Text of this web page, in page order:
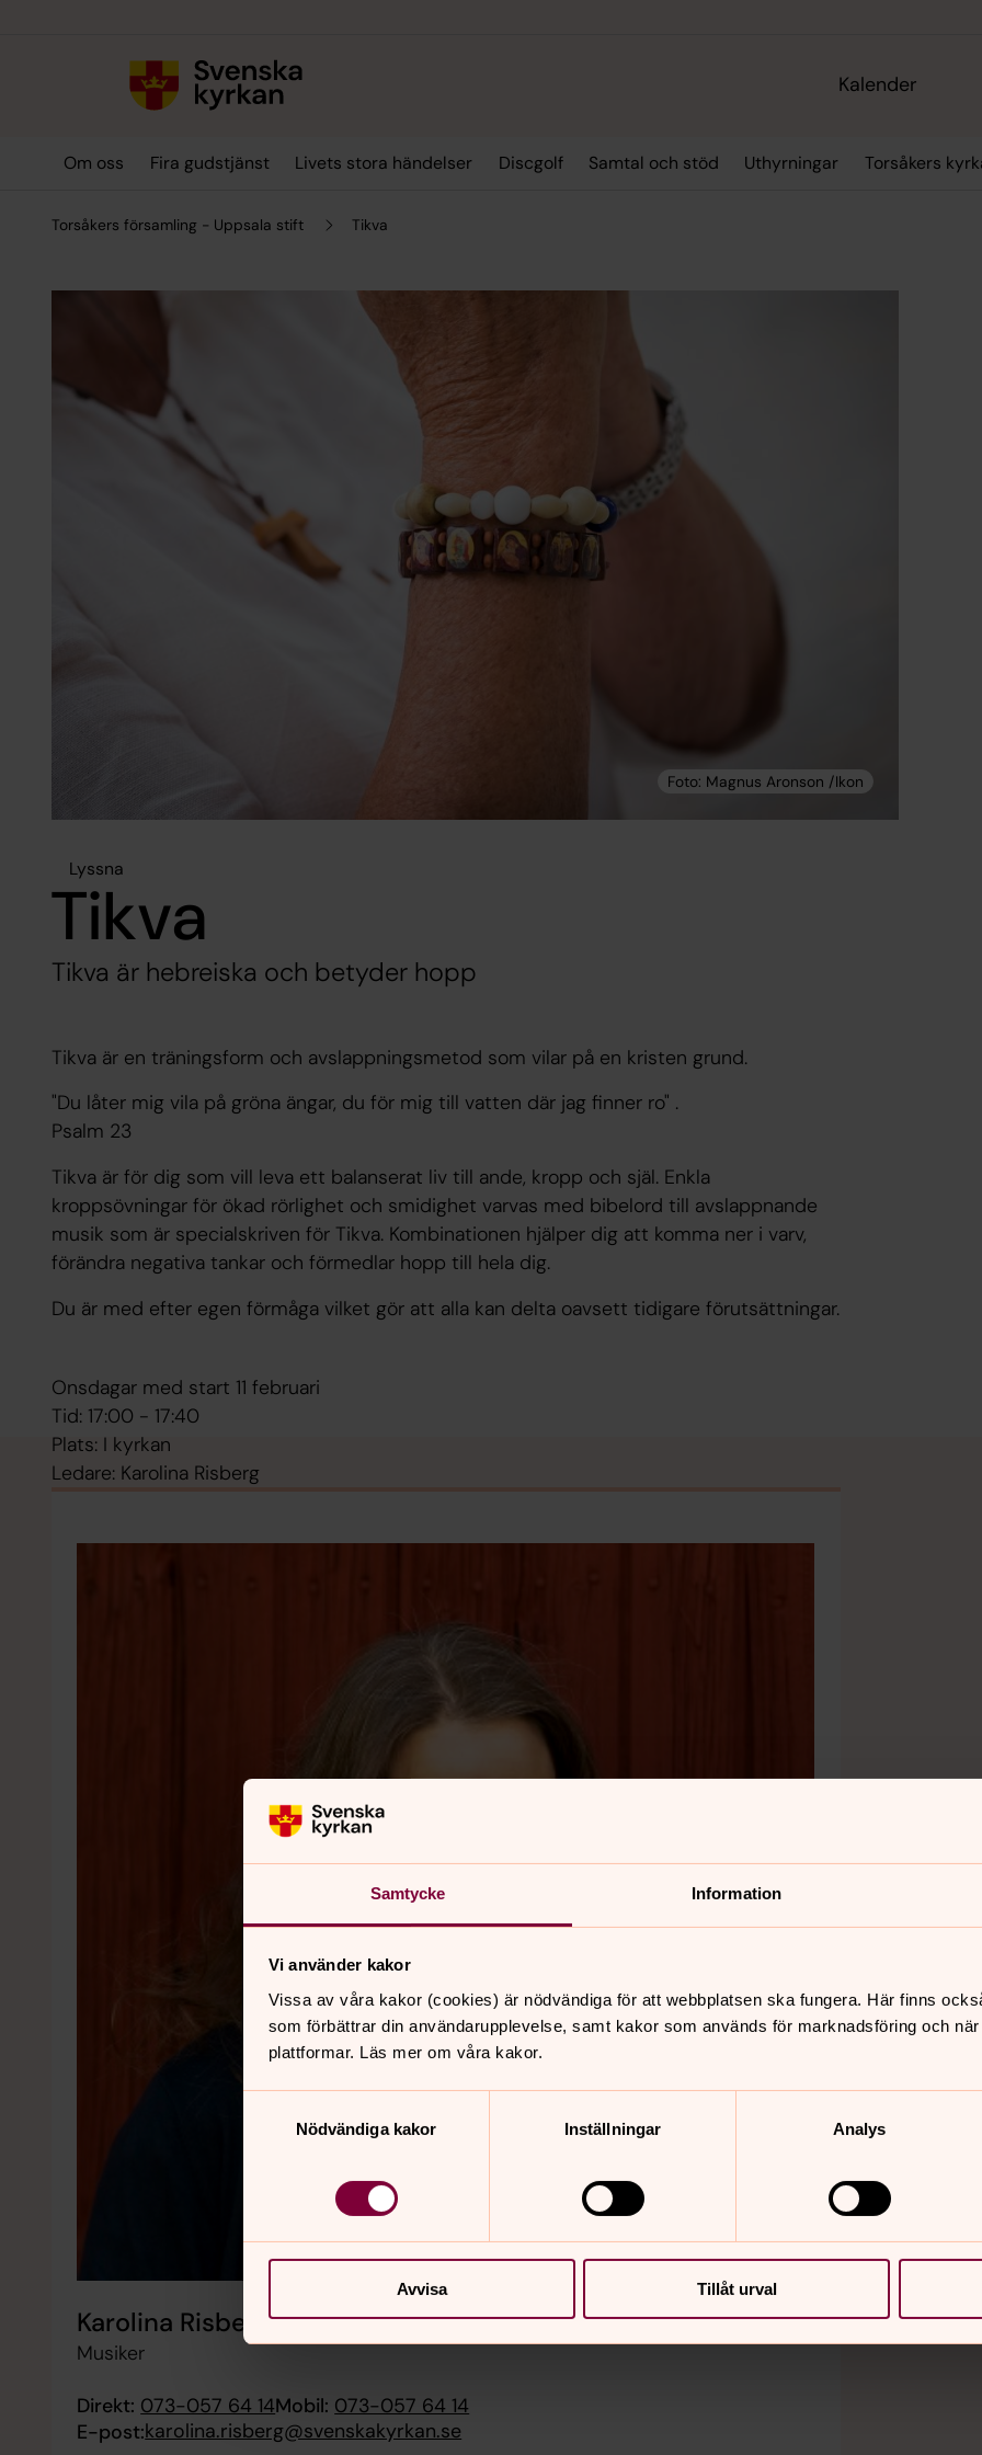
Samtycke Information
Vi använder kakor
Vissa av våra kakor (cookies) är nödvändiga för att webbplatsen ska fungera. Här finns
som förbättrar din användarupplevelse, samt kakor som används för marknadsföring och
plattformar. Läs mer om våra kakor.
Nödvändiga kakor
Inställningar Analys
Avvisa Tillåt urval
Kalender
Om oss Fira gudstjänst Livets stora händelser Discgolf Samtal och stöd Uthyrningar Torsåkers
Torsåkers församling - Uppsala stift Tikva
Lyssna
Tikva
Tikva är hebreiska och betyder hopp
Tikva är en träningsform och avslappningsmetod som vilar på en kristen grund.
"Du låter mig vila på gröna ängar, du för mig till vatten där jag finner ro" .
Psalm 23
Tikva är för dig som vill leva ett balanserat liv till ande, kropp och själ. Enkla
kroppsövningar för ökad rörlighet och smidighet varvas med bibelord till avslappnande
musik som är specialskriven för Tikva. Kombinationen hjälper dig att komma ner i varv,
förändra negativa tankar och förmedlar hopp till hela dig.
Du är med efter egen förmåga vilket gör att alla kan delta oavsett tidigare förutsättningar.
Onsdagar med start 11 februari
Tid: 17:00 - 17:40
Plats: I kyrkan
Ledare: Karolina Risberg
Karolina Risberg
Musiker
Direkt: 073-057 64 14Mobil: 073-057 64 14
E-post:karolina.risberg@svenskakyrkan.se